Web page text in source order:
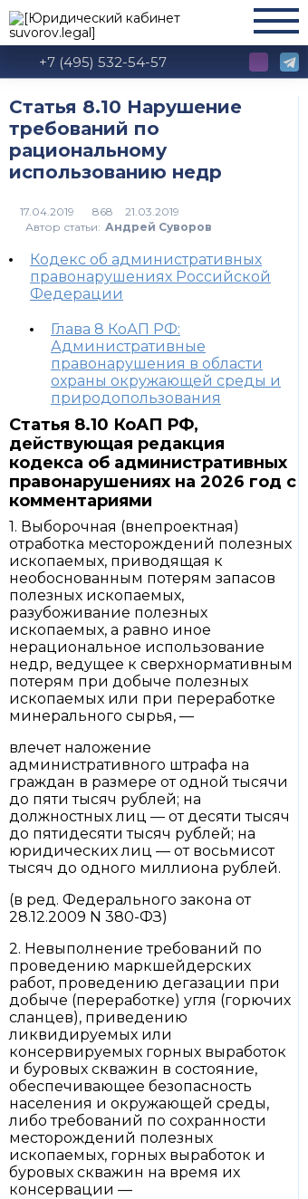
+7 (495) 532-54-57
Статья 8.10 Нарушение
требований по
рациональному
использованию недр
868
Автор статьи: Андрей Суворов
Кодекс об административных
правонарушениях Российской
Федерации
Глава 8 КоАП РФ:
Административные
правонарушения в области
охраны окружающей среды и
природопользования
Статья 8.10 КоАП РФ,
действующая редакция
кодекса об административных
правонарушениях на 2026 год с
комментариями
1. Выборочная (внепроектная)
отработка месторождений полезных
ископаемых, приводящая к
необоснованным потерям запасов
полезных ископаемых,
разубоживание полезных
ископаемых, а равно иное
нерациональное использование
недр, ведущее к сверхнормативным
потерям при добыче полезных
ископаемых или при переработке
минерального сырья, —
влечет наложение
административного штрафа на
граждан в размере от одной тысячи
до пяти тысяч рублей; на
должностных лиц — от десяти тысяч
до пятидесяти тысяч рублей; на
юридических лиц — от восьмисот
тысяч до одного миллиона рублей.
(в ред. Федерального закона от
28.12.2009 N 380-ФЗ)
2. Невыполнение требований по
проведению маркшейдерских
работ, проведению дегазации при
добыче (переработке) угля (горючих
сланцев), приведению
ликвидируемых или
консервируемых горных выработок
и буровых скважин в состояние,
обеспечивающее безопасность
населения и окружающей среды,
либо требований по сохранности
месторождений полезных
ископаемых, горных выработок и
буровых скважин на время их
консервации —